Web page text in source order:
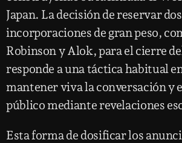
Japan. La decisión de reservar dos
incorporaciones de gran peso,
Robinson y Alok, para el cierre
responde a una táctica habitual
mantener viva la conversación y
público mediante revelaciones
Esta forma de dosificar los